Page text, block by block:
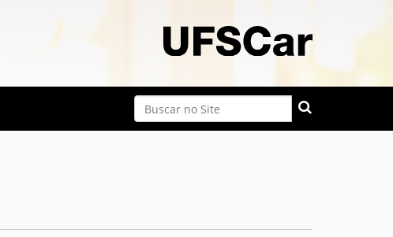
Busca
Busca Avançada…